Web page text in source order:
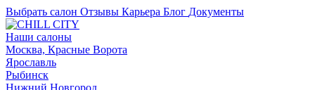
Выбрать салон Отзывы Карьера Блог Документы
Наши салоны
Москва, Красные Ворота
Ярославль
Рыбинск
Нижний Новгород